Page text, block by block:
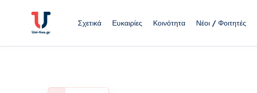
Σχετικά Ευκαιρίες Κοινότητα Νέοι / Φοιτητές